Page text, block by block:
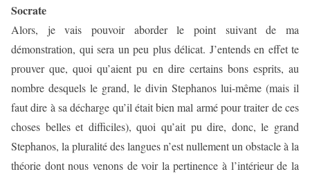
Socrate
Alors, je vais pouvoir aborder le point suivant de ma
démonstration, qui sera un peu plus délicat. J’entends en effet te
prouver que, quoi qu’aient pu en dire certains bons esprits, au
nombre desquels le grand, le divin Stephanos lui-même (mais il
faut dire à sa décharge qu’il était bien mal armé pour traiter de ces
choses belles et difficiles), quoi qu’ait pu dire, donc, le grand
Stephanos, la pluralité des langues n’est nullement un obstacle à la
théorie dont nous venons de voir la pertinence à l’intérieur de la